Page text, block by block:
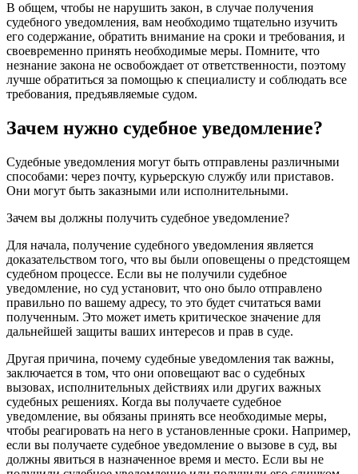
В общем, чтобы не нарушить закон, в случае получения
судебного уведомления, вам необходимо тщательно изучить
его содержание, обратить внимание на сроки и требования, и
своевременно принять необходимые меры. Помните, что
незнание закона не освобождает от ответственности, поэтому
лучше обратиться за помощью к специалисту и соблюдать все
требования, предъявляемые судом.
Зачем нужно судебное уведомление?
Судебные уведомления могут быть отправлены различными
способами: через почту, курьерскую службу или приставов.
Они могут быть заказными или исполнительными.
Зачем вы должны получить судебное уведомление?
Для начала, получение судебного уведомления является
доказательством того, что вы были оповещены о предстоящем
судебном процессе. Если вы не получили судебное
уведомление, но суд установит, что оно было отправлено
правильно по вашему адресу, то это будет считаться вами
полученным. Это может иметь критическое значение для
дальнейшей защиты ваших интересов и прав в суде.
Другая причина, почему судебные уведомления так важны,
заключается в том, что они оповещают вас о судебных
вызовах, исполнительных действиях или других важных
судебных решениях. Когда вы получаете судебное
уведомление, вы обязаны принять все необходимые меры,
чтобы реагировать на него в установленные сроки. Например,
если вы получаете судебное уведомление о вызове в суд, вы
должны явиться в назначенное время и место. Если вы не